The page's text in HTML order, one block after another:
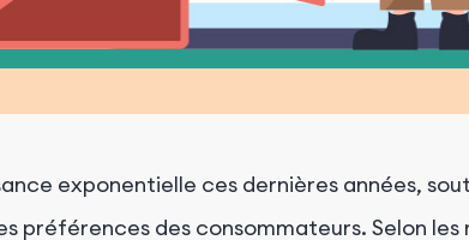
exponentielle ces dernières années,
des consommateurs. Selon les